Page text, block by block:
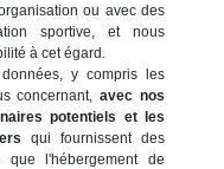
ou avec des
sportive, et nous
à cet égard.
y compris les
concernant,avec nos
potentiels et les
qui fournissent des
l'hébergement de